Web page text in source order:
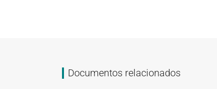
Documentos relacionados